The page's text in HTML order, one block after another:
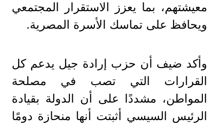
معيشتهم، بما يعزز الاستقرار المجتمعي
ويحافظ على تماسك الأسرة المصرية.
وأكد ضيف أن حزب إرادة جيل يدعم كل
القرارات التي تصب في مصلحة
المواطن، مشددًا على أن الدولة بقيادة
الرئيس السيسي أثبتت أنها منحازة دومًا